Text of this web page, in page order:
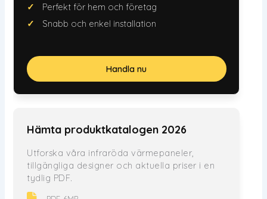
Perfekt för hem och företag
Snabb och enkel installation
Handla nu
Hämta produktkatalogen 2026
Utforska våra infraröda värmepaneler,
tillgängliga designer och aktuella priser i en
tydlig PDF.